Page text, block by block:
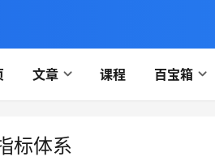
文章 课程 百宝箱
标体系